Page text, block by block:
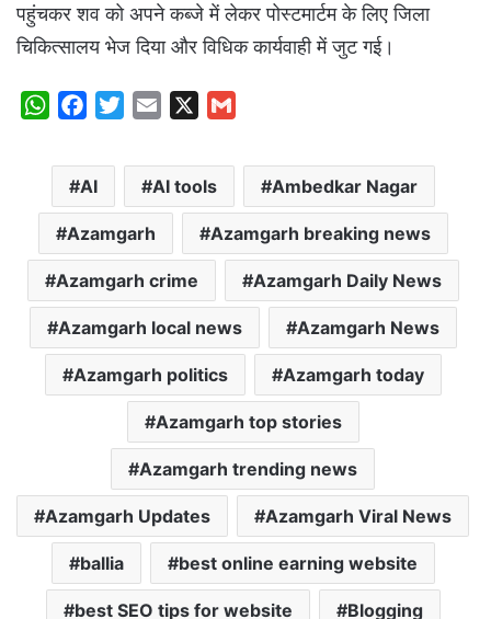
पहुंचकर शव को अपने कब्जे में लेकर पोस्टमार्टम के लिए जिला
चिकित्सालय भेज दिया और विधिक कार्यवाही में जुट गई।
W
a
s
A
p
p
c
e
b
o
o
k
i
t
e
r
a
i
l
a
l
AI AI tools Ambedkar Nagar
Azamgarh Azamgarh breaking news
Azamgarh crime Azamgarh Daily News
Azamgarh local news Azamgarh News
Azamgarh politics Azamgarh today
Azamgarh top stories
Azamgarh trending news
Azamgarh Updates Azamgarh Viral News
ballia best online earning website
best SEO tips for website Blogging